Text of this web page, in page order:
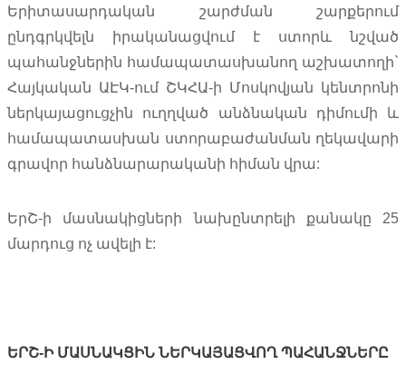
Երիտասարդական շարժման շարքերում
ընդգրկվելն իրականացվում է ստորև նշված
պահանջներին համապատասխանող աշխատողի`
Հայկական ԱԷԿ-ում ՇԿՀԱ-ի Մոսկովյան կենտրոնի
ներկայացուցչին ուղղված անձնական դիմումի և
համապատասխան ստորաբաժանման ղեկավարի
գրավոր հանձնարարականի հիման վրա:
ԵրՇ-ի մասնակիցների նախընտրելի քանակը 25
մարդուց ոչ ավելի է:
ԵՐՇ-Ի ՄԱՍՆԱԿՑԻՆ ՆԵՐԿԱՅԱՑՎՈՂ ՊԱՀԱՆՋՆԵՐԸ